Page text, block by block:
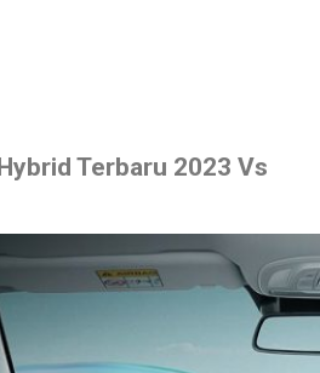
Terbaru 2023 Vs